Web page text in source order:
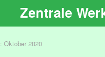
Zentrale
Oktober 2020